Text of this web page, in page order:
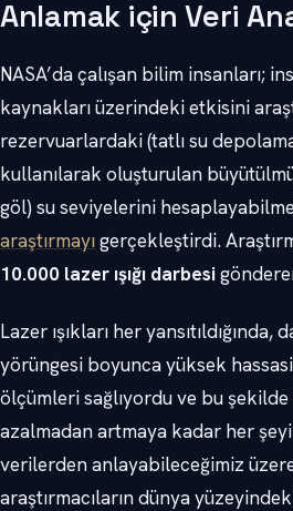
Anlamak için Veri
NASA’da çalışan bilim insanları;
kaynakları üzerindeki etkisini
rezervuarlardaki (tatlı su
kullanılarak oluşturulan
göl) su seviyelerini
araştırmayıgerçekleştirdi.
10.000 lazer ışığı darbesi
Lazer ışıkları her
yörüngesi boyunca yüksek
ölçümleri sağlıyordu ve bu
azalmadan artmaya kadar her
verilerden anlayabileceğimiz
araştırmacıların dünya